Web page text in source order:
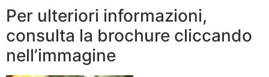
Per ulteriori informazioni,
consulta la brochure cliccando
nell’immagine